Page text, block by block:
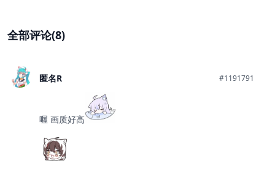
全部评论(8)
匿名R #1191791
喔 画质好高